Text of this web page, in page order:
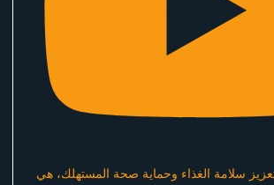
سلامة الغذاء وحماية صحة المستهلك، هي